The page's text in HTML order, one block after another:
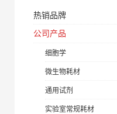
热销品牌
公司产品
细胞学
微生物耗材
通用试剂
实验室常规耗材